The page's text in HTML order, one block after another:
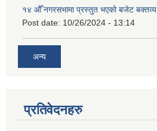
१४ औँ नगरसभामा प्रस्तुत भएको बजेट बक्तव्य
Post date: 10/26/2024 - 13:14
अन्य
प्रतिवेदनहरु